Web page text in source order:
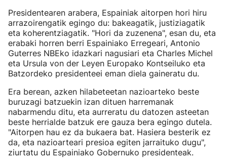
Presidentearen arabera, Espainiak aitorpen hori hiru
arrazoirengatik egingo du: bakeagatik, justiziagatik
eta koherentziagatik. "Hori da zuzenena", esan du, eta
erabaki horren berri Espainiako Erregeari, Antonio
Guterres NBEko idazkari nagusiari eta Charles Michel
eta Ursula von der Leyen Europako Kontseiluko eta
Batzordeko presidenteei eman diela gaineratu du.
Era berean, azken hilabeteetan nazioarteko beste
buruzagi batzuekin izan dituen harremanak
nabarmendu ditu, eta aurreratu du datozen asteetan
beste herrialde batzuk ere gauza bera egingo dutela.
"Aitorpen hau ez da bukaera bat. Hasiera besterik ez
da, eta nazioarteari presioa egiten jarraituko dugu",
ziurtatu du Espainiako Gobernuko presidenteak.